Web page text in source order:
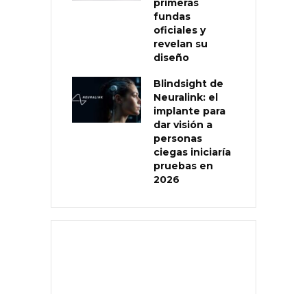
fundas
oficiales y
revelan su
diseño
Blindsight de
Neuralink: el
implante para
dar visión a
personas
ciegas iniciaría
pruebas en
2026